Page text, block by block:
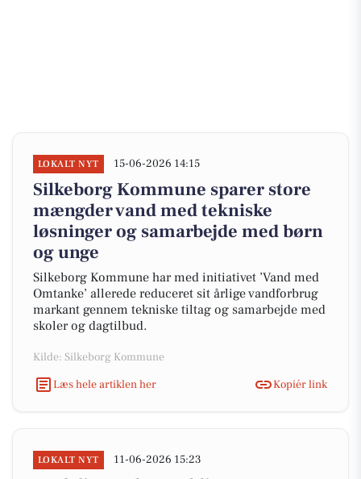
LOKALT NYT 15-06-2026 14:15
Silkeborg Kommune sparer store
mængder vand med tekniske
løsninger og samarbejde med børn
og unge
Silkeborg Kommune har med initiativet ’Vand med
Omtanke’ allerede reduceret sit årlige vandforbrug
markant gennem tekniske tiltag og samarbejde med
skoler og dagtilbud.
Kilde: Silkeborg Kommune
Læs hele artiklen her
Kopiér link
LOKALT NYT 11-06-2026 15:23